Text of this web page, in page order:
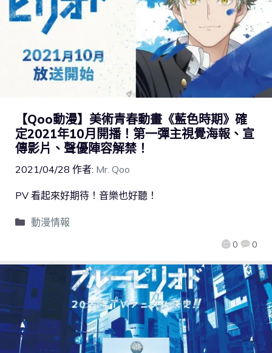
【Qoo動漫】美術青春動畫《藍色時期》確
定2021年10月開播！第一彈主視覺海報、宣
傳影片、聲優陣容解禁！
2021/04/28 作者: Mr. Qoo
0 0
PV 看起來好期待！音樂也好聽！
動漫情報